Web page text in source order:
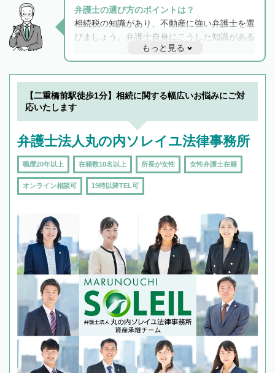
弁護士の選び方のポイントは？
相続税の知識があり、不動産に強い弁護士を選
びましょう。弁護士自身にこうした知識がある
と他士業との連携もスムーズに進み、トラブル
解決のみならず相続をトータルで任せることが
できます。また、相続は感情がからむ分野なの
でフィーリングも重要です。実際に電話や面談
で複数の弁護士と会話をしてウマが合う方に依
もっと見る
【二重橋前駅徒歩1分】相続に関する幅広いお悩みにご対
応いたします
弁護士法人丸の内ソレイユ法律事務所
職歴20年以上 在籍数10名以上 所長が女性 女性弁護士在籍
オンライン相談可 19時以降TEL可